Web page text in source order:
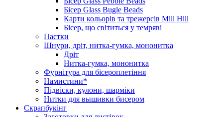
Бісер Glass Bugle Beads
Карти кольорів та трежерсів Mill Hill
Бісер, що світиться у темряві
Паєтки
Шнури, дріт, нитка-гумка, мононитка
Дріт
Нитка-гумка, мононитка
Фурнітура для бісероплетіння
Намистини*
Підвіски, кулони, шарміки
Нитки для вышивки бисером
Скрапбукінг